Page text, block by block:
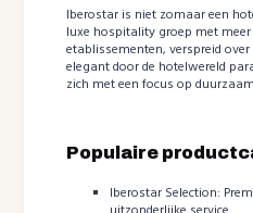
Iberostar is niet zomaar een
luxe hospitality groep met
etablissementen, verspreid
elegant door de hotelwereld
zich met een focus op
Populaire
Iberostar Selection: